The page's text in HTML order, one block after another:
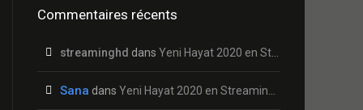
Commentaires récents
streaminghd dans Yeni Hayat 2020 en Streaming HD Gratuit !
Sana dans Yeni Hayat 2020 en Streaming HD Gratuit !